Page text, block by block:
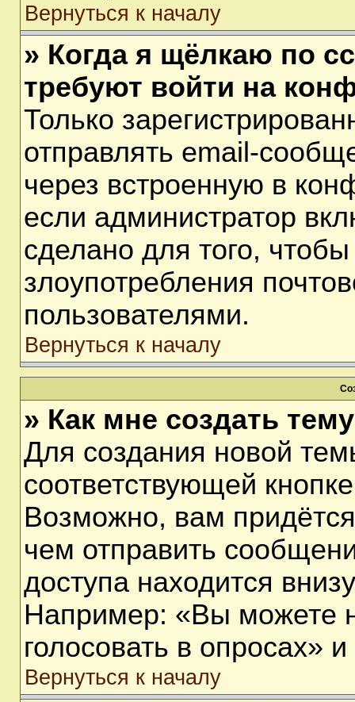
Вернуться к началу
» Когда я щёлкаю по
требуют войти на
Только
отправлять email-
через встроенную в
если администратор
сделано для того,
злоупотребления
пользователями.
Вернуться к началу
» Как мне создать
Для создания новой
соответствующей
Возможно, вам
чем отправить
доступа находится
Например: «Вы можете
голосовать в опросах» и
Вернуться к началу